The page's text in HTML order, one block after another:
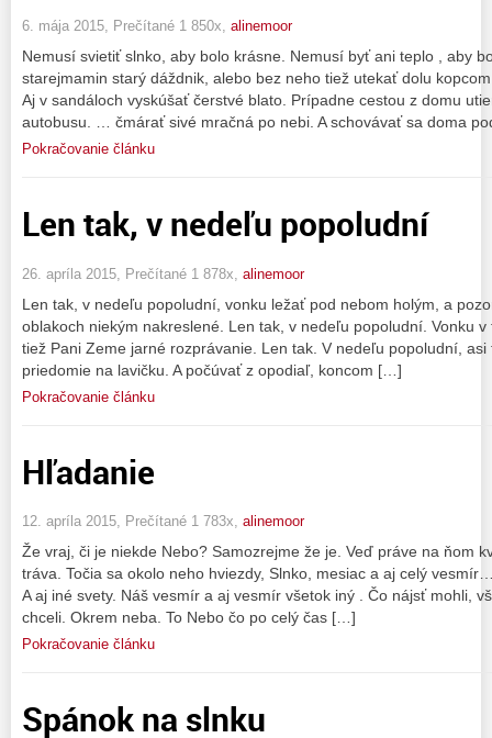
6. mája 2015, Prečítané 1 850x, alinemoor
Nemusí svietiť slnko, aby bolo krásne. Nemusí byť ani teplo , aby
starejmamin starý dáždnik, alebo bez neho tiež utekať dolu
Aj v sandáloch vyskúšať čerstvé blato. Prípadne cestou z domu
autobusu. … čmárať sivé mračná po nebi. A schovávať sa doma
Pokračovanie článku
Len tak, v nedeľu popoludní
26. apríla 2015, Prečítané 1 878x, alinemoor
Len tak, v nedeľu popoludní, vonku ležať pod nebom holým, a
oblakoch niekým nakreslené. Len tak, v nedeľu popoludní. Vonku
tiež Pani Zeme jarné rozprávanie. Len tak. V nedeľu popoludní,
priedomie na lavičku. A počúvať z opodiaľ, koncom […]
Pokračovanie článku
Hľadanie
12. apríla 2015, Prečítané 1 783x, alinemoor
Že vraj, či je niekde Nebo? Samozrejme že je. Veď práve na ňom
tráva. Točia sa okolo neho hviezdy, Slnko, mesiac a aj celý
A aj iné svety. Náš vesmír a aj vesmír všetok iný . Čo nájsť mohli,
chceli. Okrem neba. To Nebo čo po celý čas […]
Pokračovanie článku
Spánok na slnku